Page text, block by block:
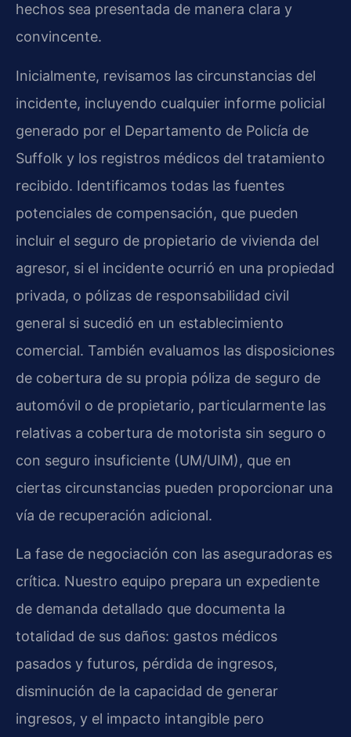
hechos sea presentada de manera clara y
convincente.
Inicialmente, revisamos las circunstancias del
incidente, incluyendo cualquier informe policial
generado por el Departamento de Policía de
Suffolk y los registros médicos del tratamiento
recibido. Identificamos todas las fuentes
potenciales de compensación, que pueden
incluir el seguro de propietario de vivienda del
agresor, si el incidente ocurrió en una propiedad
privada, o pólizas de responsabilidad civil
general si sucedió en un establecimiento
comercial. También evaluamos las disposiciones
de cobertura de su propia póliza de seguro de
automóvil o de propietario, particularmente las
relativas a cobertura de motorista sin seguro o
con seguro insuficiente (UM/UIM), que en
ciertas circunstancias pueden proporcionar una
vía de recuperación adicional.
La fase de negociación con las aseguradoras es
crítica. Nuestro equipo prepara un expediente
de demanda detallado que documenta la
totalidad de sus daños: gastos médicos
pasados y futuros, pérdida de ingresos,
disminución de la capacidad de generar
ingresos, y el impacto intangible pero